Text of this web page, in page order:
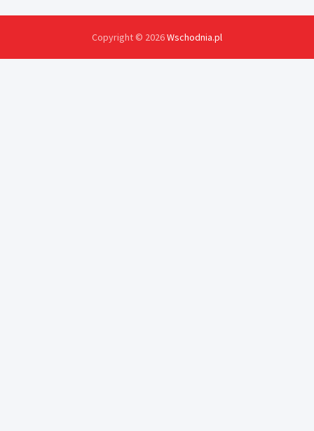
Copyright © 2026Wschodnia.pl